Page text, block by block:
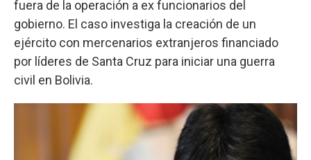
fuera de la operación a ex funcionarios del
gobierno. El caso investiga la creación de un
ejército con mercenarios extranjeros financiado
por líderes de Santa Cruz para iniciar una guerra
civil en Bolivia.